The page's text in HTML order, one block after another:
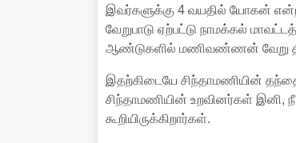
இவர்களுக்கு 4 வயதில் யோகன்
வேறுபாடு ஏற்பட்டு நாமக்கல்
ஆண்டுகளில் மணிவண்ணன் வேறு
இதற்கிடையே சிந்தாமணியின்
சிந்தாமணியின் உறவினர்கள் இனி,
கூறியிருக்கிறார்கள்.